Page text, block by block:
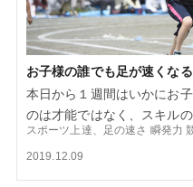
お子様の誰でも足が速くな
本日から１週間はいかにお
のは才能ではなく、スキル
スポーツ上達、足の速さ 瞬発力
2019.12.09